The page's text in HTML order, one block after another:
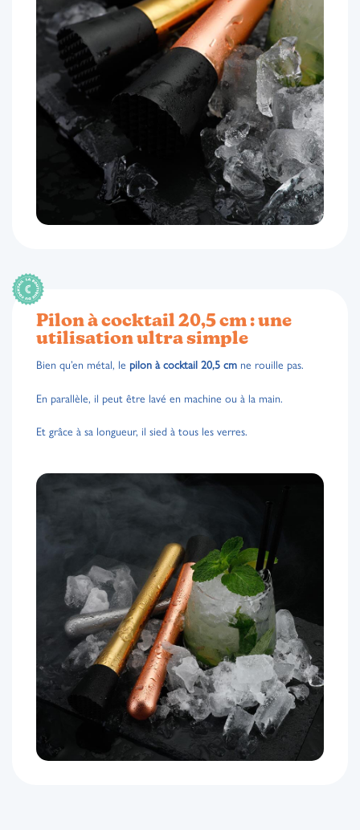
Pilon à cocktail 20,5 cm : une
utilisation ultra simple
Bien qu’en métal, le pilon à cocktail 20,5 cm ne rouille pas.
En parallèle, il peut être lavé en machine ou à la main.
Et grâce à sa longueur, il sied à tous les verres.